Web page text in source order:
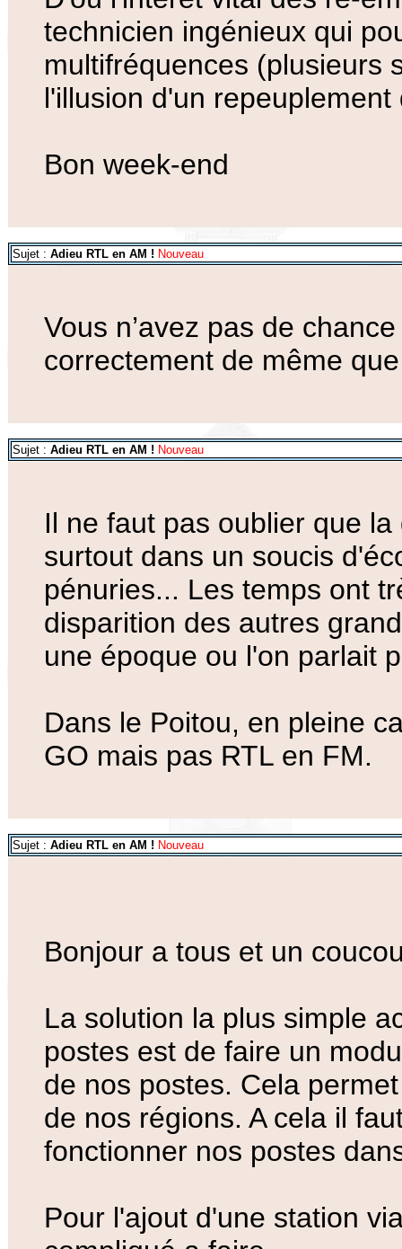
technicien ingénieux qui
multifréquences (plusieurs
l'illusion d'un
Bon week-end
Sujet : Adieu RTL en AM ! Nouveau
Vous n’avez pas de
correctement de même
Sujet : Adieu RTL en AM ! Nouveau
Il ne faut pas oublier que
surtout dans un soucis
pénuries... Les temps ont
disparition des autres
une époque ou l'on parlait
Dans le Poitou, en pleine
GO mais pas RTL en FM.
Sujet : Adieu RTL en AM ! Nouveau
Bonjour a tous et un
La solution la plus simple
postes est de faire un
de nos postes. Cela
de nos régions. A cela il
fonctionner nos postes
Pour l'ajout d'une station